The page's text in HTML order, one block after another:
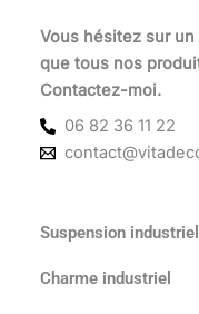
Vous hésitez sur
que tous nos
Contactez-moi.
06 82 36 11 22
Suspension
Charme industriel